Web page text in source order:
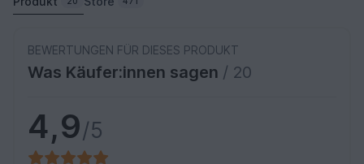
BEWERTUNGEN FÜR DIESES PRODUKT
Was Käufer:innen sagen / 20
4,9/5